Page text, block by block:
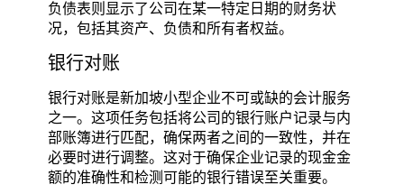
负债表则显示了公司在某一特定日期的财务状
况，包括其资产、负债和所有者权益。
银行对账
银行对账是新加坡小型企业不可或缺的会计服务
之一。这项任务包括将公司的银行账户记录与内
部账簿进行匹配，确保两者之间的一致性，并在
必要时进行调整。这对于确保企业记录的现金金
额的准确性和检测可能的银行错误至关重要。